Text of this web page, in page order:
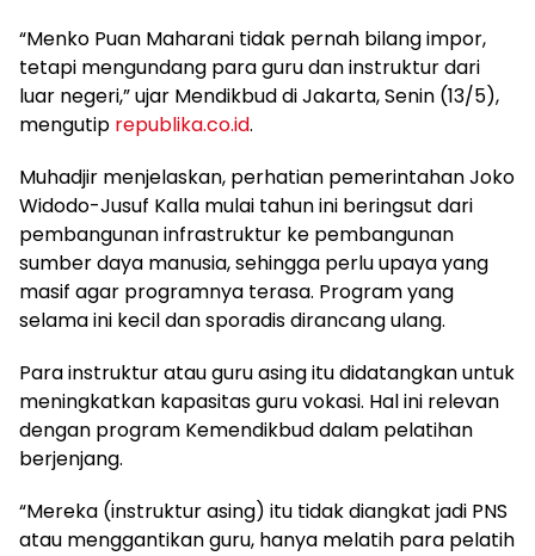
“Menko Puan Maharani tidak pernah bilang impor,
tetapi mengundang para guru dan instruktur dari
luar negeri,” ujar Mendikbud di Jakarta, Senin (13/5),
mengutip republika.co.id.
Muhadjir menjelaskan, perhatian pemerintahan Joko
Widodo-Jusuf Kalla mulai tahun ini beringsut dari
pembangunan infrastruktur ke pembangunan
sumber daya manusia, sehingga perlu upaya yang
masif agar programnya terasa. Program yang
selama ini kecil dan sporadis dirancang ulang.
Para instruktur atau guru asing itu didatangkan untuk
meningkatkan kapasitas guru vokasi. Hal ini relevan
dengan program Kemendikbud dalam pelatihan
berjenjang.
“Mereka (instruktur asing) itu tidak diangkat jadi PNS
atau menggantikan guru, hanya melatih para pelatih